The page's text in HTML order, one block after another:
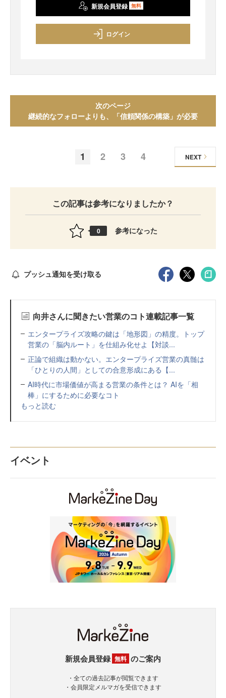
新規会員登録 無料
ログイン
次のページ
継続的なフォローよりも、「信頼関係の構築」が必要
1 2 3 4 NEXT
この記事は参考になりましたか？
0 参考になった
プッシュ通知を受け取る
向井さんに聞きたい営業のコト連載記事一覧
エンタープライズ攻略の鍵は「地形図」の精度。トップ
営業の「脳内ルート」を仕組み化せよ【対談...
正論で組織は動かない。エンタープライズ営業の真髄は
「ひとりの人間」としての合意形成にある【...
AI時代に市場価値が高まる営業の条件とは？ AIを「相
棒」にするために必要なコト
もっと読む
イベント
新規会員登録 無料 のご案内
・全ての過去記事が閲覧できます
・会員限定メルマガを受信できます